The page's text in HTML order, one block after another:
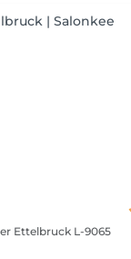
Ettelbruck L-9065